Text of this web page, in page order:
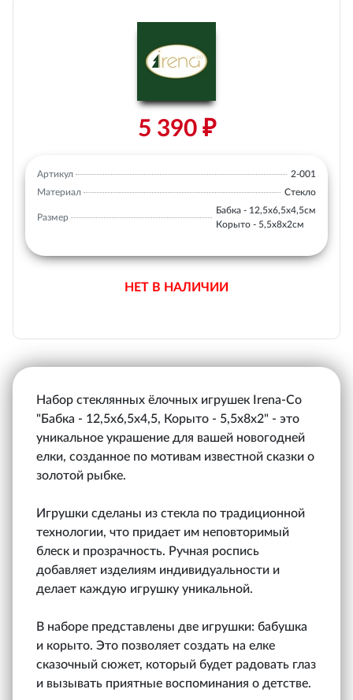
5 390 ₽
Артикул
2-001
Материал
Стекло
Размер
Бабка - 12,5х6,5х4,5см
Корыто - 5,5х8х2см
НЕТ В НАЛИЧИИ
Набор стеклянных ёлочных игрушек Irena-Co
"Бабка - 12,5х6,5х4,5, Корыто - 5,5х8х2" - это
уникальное украшение для вашей новогодней
елки, созданное по мотивам известной сказки о
золотой рыбке.
Игрушки сделаны из стекла по традиционной
технологии, что придает им неповторимый
блеск и прозрачность. Ручная роспись
добавляет изделиям индивидуальности и
делает каждую игрушку уникальной.
В наборе представлены две игрушки: бабушка
и корыто. Это позволяет создать на елке
сказочный сюжет, который будет радовать глаз
и вызывать приятные воспоминания о детстве.